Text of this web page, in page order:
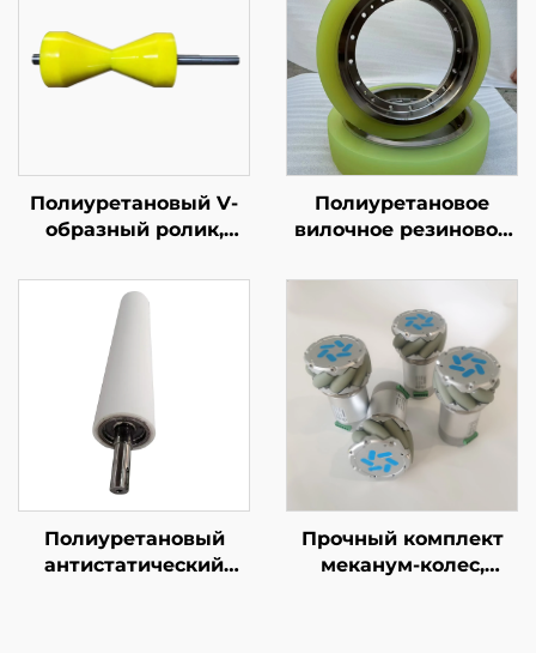
Полиуретановый V-
образный ролик,
ролик для сборочной
линии
Полиуретановое
вилочное резиновое
ходовые колеса,
устойчивые к
давлению,
износостойкие, с
высокой упругостью
Полиуретановый
антистатический
Прочный комплект
меканум-колес,